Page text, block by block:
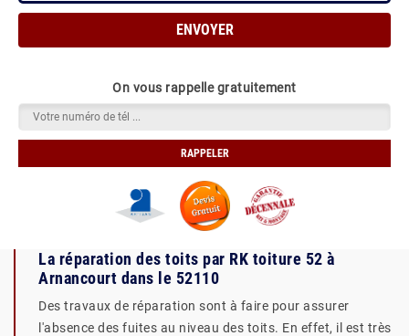
On vous rappelle gratuitement
La réparation des toits par RK toiture 52 à
Arnancourt dans le 52110
Des travaux de réparation sont à faire pour assurer
l'absence des fuites au niveau des toits. En effet, il est très